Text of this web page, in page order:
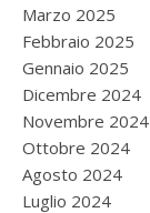
Marzo 2025
Febbraio 2025
Gennaio 2025
Dicembre 2024
Novembre 2024
Ottobre 2024
Agosto 2024
Luglio 2024